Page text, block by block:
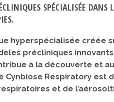
SPÉCIALISÉE DANS
hyperspécialisée créée
précliniques
à la découverte et
Cynbiose Respiratory est
et de